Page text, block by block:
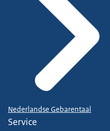
Nederlandse Gebarentaal
Service